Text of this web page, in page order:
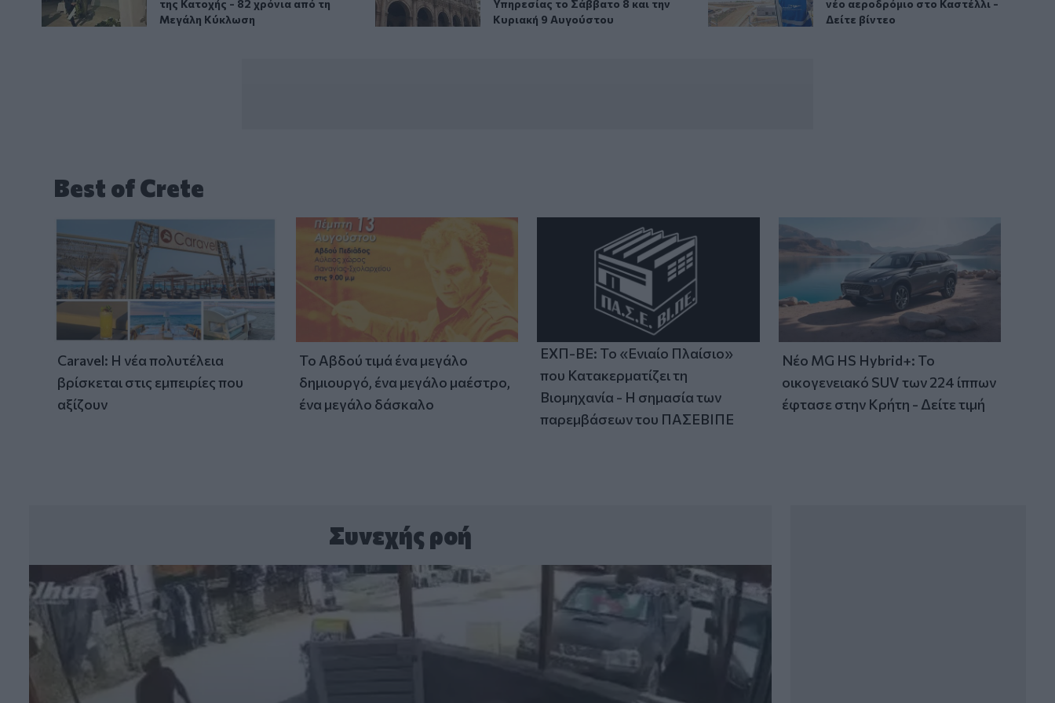
15:08
της Κατοχής - 82 χρόνια από τη
Μεγάλη Κύκλωση
Υπηρεσίας το Σάββατο 8 και την
Κυριακή 9 Αυγούστου
νέο αεροδρόμιο στο Καστέλλι -
Δείτε βίντεο
Best of Crete
Caravel: Η νέα πολυτέλεια
βρίσκεται στις εμπειρίες που
αξίζουν
Το Αβδού τιμά ένα μεγάλο
δημιουργό, ένα μεγάλο μαέστρο,
ένα μεγάλο δάσκαλο
ΕΧΠ-ΒΕ: Το «Ενιαίο Πλαίσιο»
που Κατακερματίζει τη
Βιομηχανία - Η σημασία των
παρεμβάσεων του ΠΑΣΕΒΙΠΕ
Νέο MG HS Hybrid+: Το
οικογενειακό SUV των 224 ίππων
έφτασε στην Κρήτη - Δείτε τιμή
Συνεχής ροή